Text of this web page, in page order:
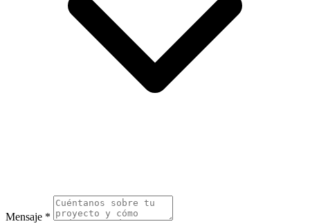
Mensaje *